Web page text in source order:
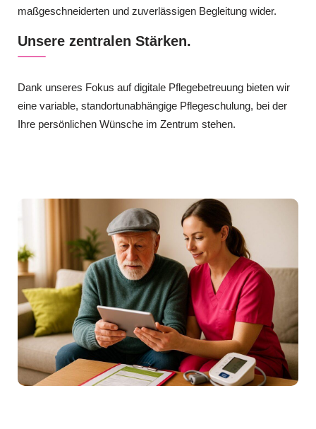
maßgeschneiderten und zuverlässigen Begleitung wider.
Unsere zentralen Stärken.
Dank unseres Fokus auf digitale Pflegebetreuung bieten wir
eine variable, standortunabhängige Pflegeschulung, bei der
Ihre persönlichen Wünsche im Zentrum stehen.